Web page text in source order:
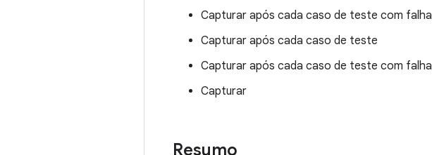
Capturar após cada caso de teste com falha
Capturar após cada caso de teste
Capturar após cada caso de teste com falha
Capturar
Resumo